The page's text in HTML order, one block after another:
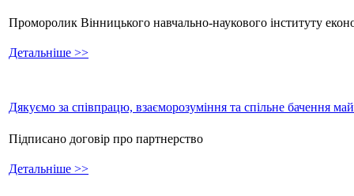
Проморолик Вінницького навчально-наукового інституту
Детальніше >>
Дякуємо за співпрацю, взаєморозуміння та спільне бачення
Підписано договір про партнерство
Детальніше >>